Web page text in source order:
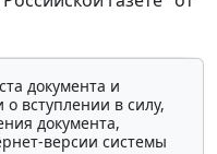
документа и
вступлении в силу,
документа,
версии системы